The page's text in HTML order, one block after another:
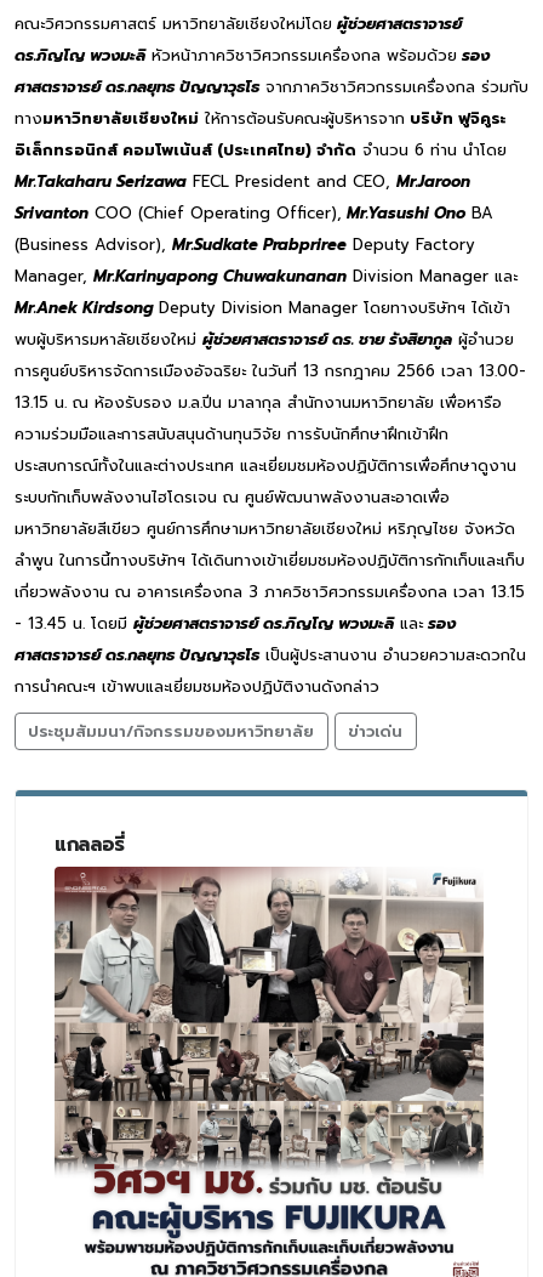
คณะวิศวกรรมศาสตร์ มหาวิทยาลัยเชียงใหม่โดย ผู้ช่วยศาสตราจารย์
ดร.ภิญโญ พวงมะลิหัวหน้าภาควิชาวิศวกรรมเครื่องกล พร้อมด้วย รอง
ศาสตราจารย์ ดร.กลยุทธ ปัญญาวุธโธจากภาควิชาวิศวกรรมเครื่องกล ร่วมกับ
ทางมหาวิทยาลัยเชียงใหม่ ให้การต้อนรับคณะผู้บริหารจาก บริษัท ฟูจิคูระ
อิเล็กทรอนิกส์ คอมโพเน้นส์ (ประเทศไทย) จำกัด จำนวน 6 ท่าน นำโดย
Mr.Takaharu Serizawa FECL President and CEO, Mr.Jaroon
Srivanton COO (Chief Operating Officer), Mr.Yasushi Ono BA
(Business Advisor), Mr.Sudkate Prabpriree Deputy Factory
Manager, Mr.Karinyapong Chuwakunanan Division Manager และ
Mr.Anek Kirdsong Deputy Division Manager โดยทางบริษัทฯ ได้เข้า
พบผู้บริหารมหาลัยเชียงใหม่ ผู้ช่วยศาสตราจารย์ ดร. ชาย รังสิยากูล ผู้อำนวย
การศูนย์บริหารจัดการเมืองอัจฉริยะ ในวันที่ 13 กรกฎาคม 2566 เวลา 13.00-
13.15 น. ณ ห้องรับรอง ม.ล.ปิ่น มาลากุล สำนักงานมหาวิทยาลัย เพื่อหารือ
ความร่วมมือและการสนับสนุนด้านทุนวิจัย การรับนักศึกษาฝึกเข้าฝึก
ประสบการณ์ทั้งในและต่างประเทศ และเยี่ยมชมห้องปฏิบัติการเพื่อศึกษาดูงาน
ระบบกักเก็บพลังงานไฮโดรเจน ณ ศูนย์พัฒนาพลังงานสะอาดเพื่อ
มหาวิทยาลัยสีเขียว ศูนย์การศึกษามหาวิทยาลัยเชียงใหม่ หริภุญไชย จังหวัด
ลำพูน ในการนี้ทางบริษัทฯ ได้เดินทางเข้าเยี่ยมชมห้องปฏิบัติการกักเก็บและเก็บ
เกี่ยวพลังงาน ณ อาคารเครื่องกล 3 ภาควิชาวิศวกรรมเครื่องกล เวลา 13.15
- 13.45 น. โดยมี ผู้ช่วยศาสตราจารย์ ดร.ภิญโญ พวงมะลิและรอง
ศาสตราจารย์ ดร.กลยุทธ ปัญญาวุธโธเป็นผู้ประสานงาน อำนวยความสะดวกใน
การนำคณะฯ เข้าพบและเยี่ยมชมห้องปฏิบัติงานดังกล่าว
ประชุมสัมมนา/กิจกรรมของมหาวิทยาลัย
ข่าวเด่น
แกลลอรี่